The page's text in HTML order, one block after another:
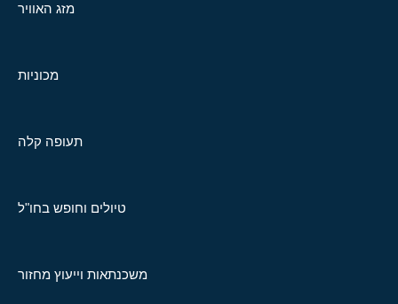
מזג האוויר
מכוניות
תעופה קלה
טיולים וחופש בחו"ל
משכנתאות וייעוץ מחזור